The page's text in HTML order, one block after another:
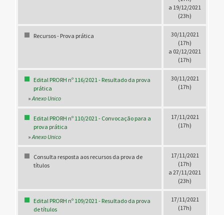
a 19/12/2021
(23h)
Recursos - Prova prática
30/11/2021
(17h)
a 02/12/2021
(17h)
Edital PRORH nº 116/2021 - Resultado da prova
prática
»Anexo Unico
30/11/2021
(17h)
Edital PRORH nº 110/2021 - Convocação para a
prova prática
»Anexo Unico
17/11/2021
(17h)
Consulta resposta aos recursos da prova de
títulos
17/11/2021
(17h)
a 27/11/2021
(23h)
Edital PRORH nº 109/2021 - Resultado da prova
de títulos
17/11/2021
(17h)